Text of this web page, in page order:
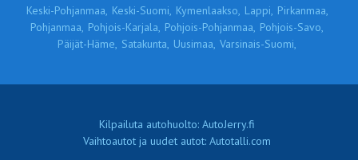
Keski-Pohjanmaa, Keski-Suomi, Kymenlaakso, Lappi, Pirkanmaa,
Pohjanmaa, Pohjois-Karjala, Pohjois-Pohjanmaa, Pohjois-Savo,
Päijät-Häme, Satakunta, Uusimaa, Varsinais-Suomi,
Kilpailuta autohuolto: AutoJerry.fi
Vaihtoautot ja uudet autot: Autotalli.com